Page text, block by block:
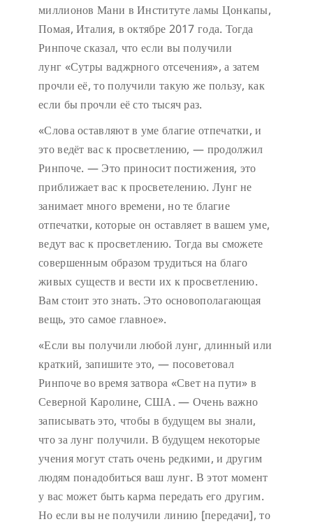
миллионов Мани в Институте ламы Цонкапы,
Помая, Италия, в октябре 2017 года. Тогда
Ринпоче сказал, что если вы получили
лунг «Сутры ваджрного отсечения», а затем
прочли её, то получили такую же пользу, как
если бы прочли её сто тысяч раз.
«Слова оставляют в уме благие отпечатки, и
это ведёт вас к просветлению, — продолжил
Ринпоче. — Это приносит постижения, это
приближает вас к просветелению. Лунг не
занимает много времени, но те благие
отпечатки, которые он оставляет в вашем уме,
ведут вас к просветлению. Тогда вы сможете
совершенным образом трудиться на благо
живых существ и вести их к просветлению.
Вам стоит это знать. Это основополагающая
вещь, это самое главное».
«Если вы получили любой лунг, длинный или
краткий, запишите это, — посоветовал
Ринпоче во время затвора «Свет на пути» в
Северной Каролине, США. — Очень важно
записывать это, чтобы в будущем вы знали,
что за лунг получили. В будущем некоторые
учения могут стать очень редкими, и другим
людям понадобиться ваш лунг. В этот момент
у вас может быть карма передать его другим.
Но если вы не получили линию [передачи], то